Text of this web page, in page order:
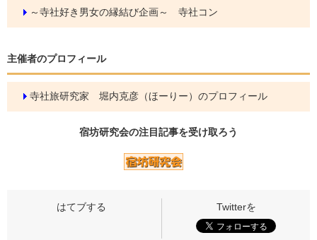
～寺社好き男女の縁結び企画～ 寺社コン
主催者のプロフィール
寺社旅研究家 堀内克彦（ほーりー）のプロフィール
宿坊研究会の注目記事を受け取ろう